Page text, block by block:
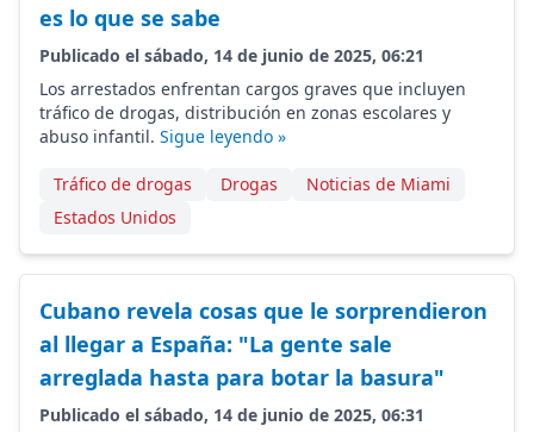
es lo que se sabe
Publicado el sábado, 14 de junio de 2025, 06:21
Los arrestados enfrentan cargos graves que incluyen
tráfico de drogas, distribución en zonas escolares y
abuso infantil. Sigue leyendo »
Tráfico de drogas Drogas
Noticias de Miami
Estados Unidos
Cubano revela cosas que le sorprendieron
al llegar a España: "La gente sale
arreglada hasta para botar la basura"
Publicado el sábado, 14 de junio de 2025, 06:31